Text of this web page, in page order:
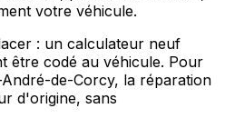
votre véhicule.
: un calculateur neuf
être codé au véhicule. Pour
de-Corcy, la réparation
d'origine, sans